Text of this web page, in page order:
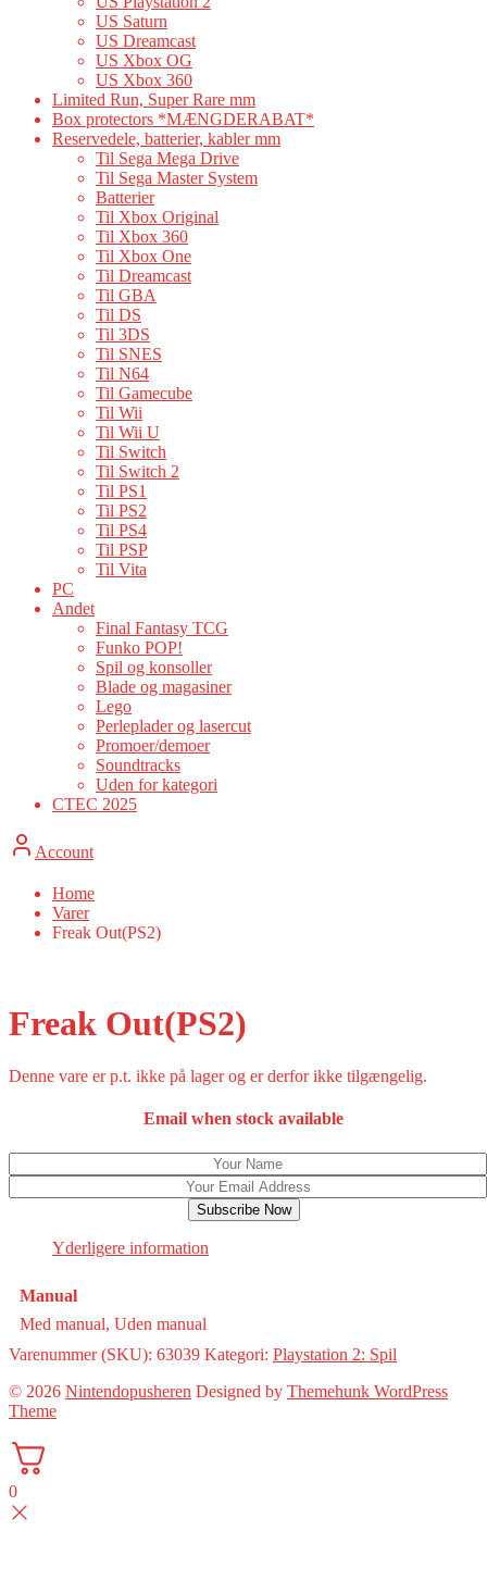
US Saturn
US Dreamcast
US Xbox OG
US Xbox 360
Limited Run, Super Rare mm
Box protectors *MÆNGDERABAT*
Reservedele, batterier, kabler mm
Til Sega Mega Drive
Til Sega Master System
Batterier
Til Xbox Original
Til Xbox 360
Til Xbox One
Til Dreamcast
Til GBA
Til DS
Til 3DS
Til SNES
Til N64
Til Gamecube
Til Wii
Til Wii U
Til Switch
Til Switch 2
Til PS1
Til PS2
Til PS4
Til PSP
Til Vita
PC
Andet
Final Fantasy TCG
Funko POP!
Spil og konsoller
Blade og magasiner
Lego
Perleplader og lasercut
Promoer/demoer
Soundtracks
Uden for kategori
CTEC 2025
Account
Home
Varer
Freak Out(PS2)
Freak Out(PS2)
Denne vare er p.t. ikke på lager og er derfor ikke tilgængelig.
Email when stock available
Subscribe Now
Yderligere information
Manual
Med manual, Uden manual
Varenummer (SKU): 63039 Kategori: Playstation 2: Spil
© 2026 Nintendopusheren Designed by Themehunk WordPress
Theme
0